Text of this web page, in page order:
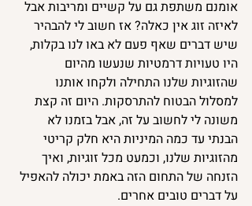
אומנם משתפת גם על קשיים ומריבות אבל
לאיזה זוג אין כאלה? אז חשוב לי להבהיר
שיש דברים שאף פעם לא באו לנו בקלות,
היו טעויות דרמטיות שנעשו מהיום
שהזוגיות שלנו התחילה ולקחו אותנו
למסלול הבטוח להתרסקות. היום זה קצת
משונה לי לחשוב על זה, אבל בזמנו לא
הבנתי עד כמה המיניות היא חלק קריטי
מהזוגיות שלנו, וכמעט מכל זוגיות, ואיך
הזנחה של התחום הזה באמת יכולה להאפיל
על דברים טובים אחרים.